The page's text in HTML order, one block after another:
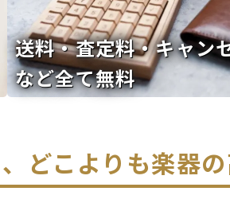
送料・査定料・キャン
など全て無料
どこよりも楽器